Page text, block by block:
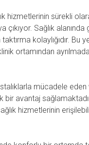
hizmetlerinin sürekli
çıkıyor. Sağlık
kolaylığıdır. Bu
ortamından
mücadele
avantaj
hizmetlerinin